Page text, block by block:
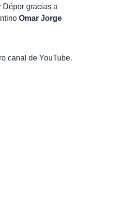
Dépor gracias a
Omar Jorge
canal de YouTube.